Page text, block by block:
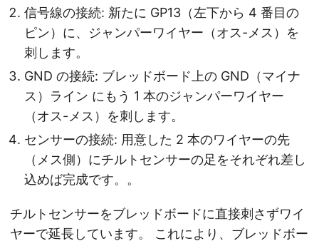
信号線の接続: 新たに GP13（左下から 4 番目の
ピン）に、ジャンパーワイヤー（オス-メス）を
刺します。
GND の接続: ブレッドボード上の GND（マイナ
ス）ライン にもう 1 本のジャンパーワイヤー
（オス-メス）を刺します。
センサーの接続: 用意した 2 本のワイヤーの先
（メス側）にチルトセンサーの足をそれぞれ差し
込めば完成です。。
チルトセンサーをブレッドボードに直接刺さずワイ
ヤーで延長しています。 これにより、ブレッドボー